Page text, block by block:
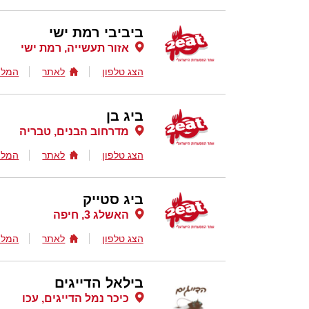
ביביבי רמת ישי
אזור תעשייה, רמת ישי
הצג טלפון לאתר
ביג בן
מדרחוב הבנים, טבריה
הצג טלפון לאתר
ביג סטייק
האשלג 3, חיפה
הצג טלפון לאתר
בילאל הדייגים
כיכר נמל הדייגים, עכו